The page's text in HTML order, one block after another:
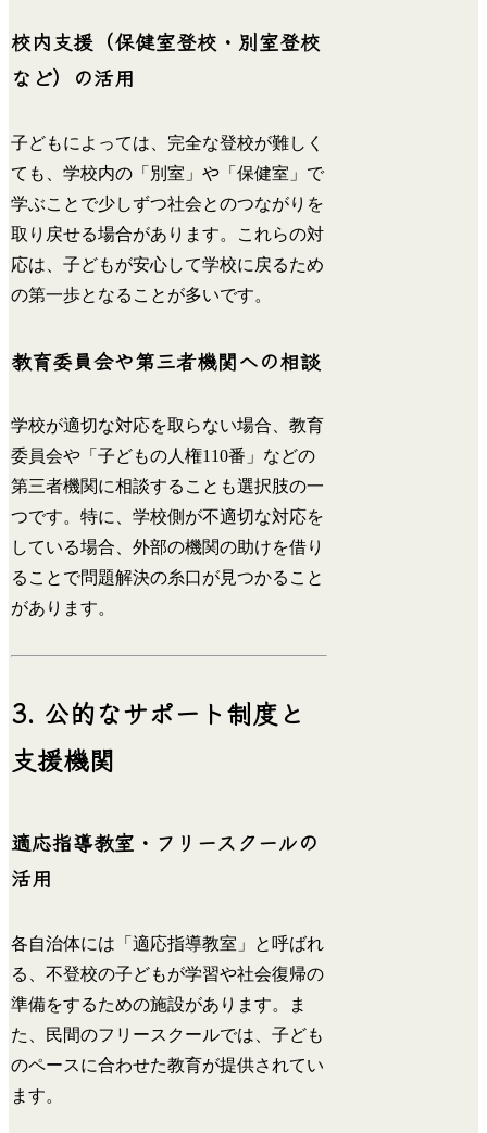
校内支援（保健室登校・別室登校
など）の活用
子どもによっては、完全な登校が難しく
ても、学校内の「別室」や「保健室」で
学ぶことで少しずつ社会とのつながりを
取り戻せる場合があります。これらの対
応は、子どもが安心して学校に戻るため
の第一歩となることが多いです。
教育委員会や第三者機関への相談
学校が適切な対応を取らない場合、教育
委員会や「子どもの人権110番」などの
第三者機関に相談することも選択肢の一
つです。特に、学校側が不適切な対応を
している場合、外部の機関の助けを借り
ることで問題解決の糸口が見つかること
があります。
3. 公的なサポート制度と
支援機関
適応指導教室・フリースクールの
活用
各自治体には「適応指導教室」と呼ばれ
る、不登校の子どもが学習や社会復帰の
準備をするための施設があります。ま
た、民間のフリースクールでは、子ども
のペースに合わせた教育が提供されてい
ます。